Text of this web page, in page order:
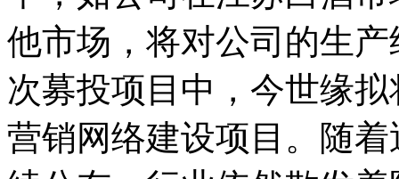
他市场，将对公司的生
次募投项目中，今世缘
营销网络建设项目。随